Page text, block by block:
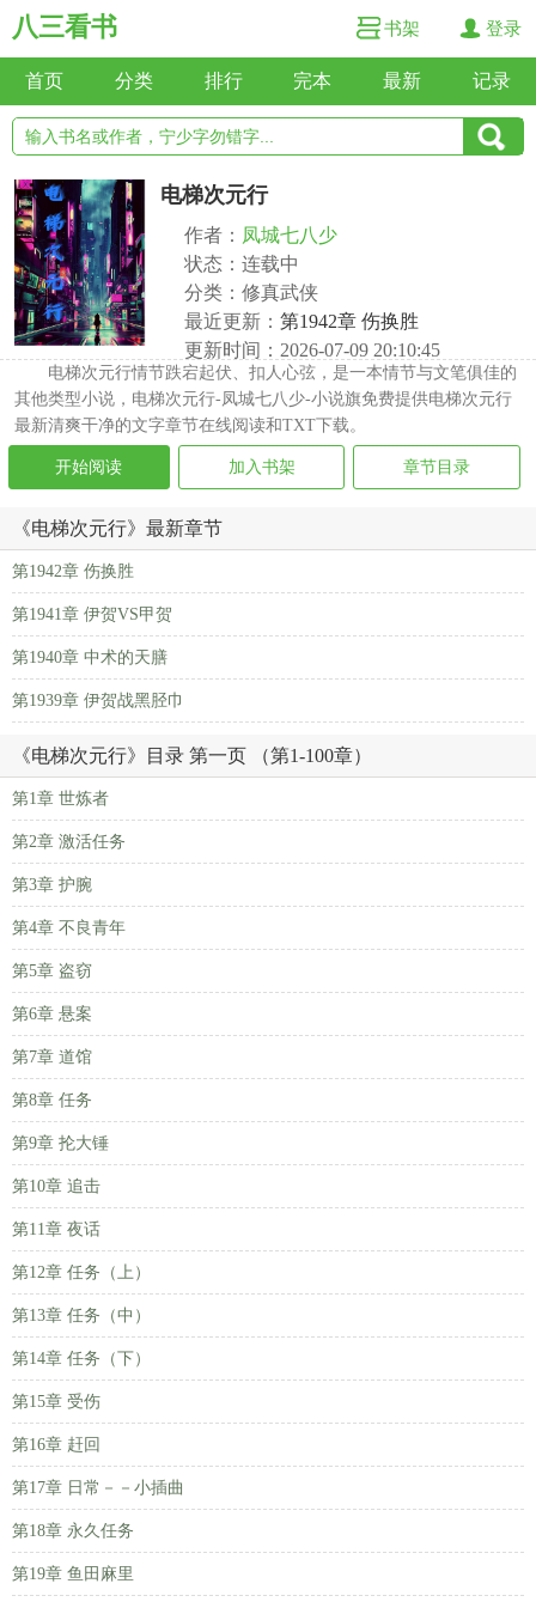
八三看书 书架 登录
首页 分类 排行 完本 最新 记录
电梯次元行
作者： 凤城七八少
状态：连载中
分类：修真武侠
最近更新： 第1942章 伤换胜
更新时间：2026-07-09 20:10:45
电梯次元行情节跌宕起伏、扣人心弦，是一本情节与文笔俱佳的
其他类型小说，电梯次元行-凤城七八少-小说旗免费提供电梯次元行
最新清爽干净的文字章节在线阅读和TXT下载。
开始阅读 加入书架 章节目录
《电梯次元行》最新章节
第1942章 伤换胜
第1941章 伊贺VS甲贺
第1940章 中术的天膳
第1939章 伊贺战黑胫巾
《电梯次元行》目录 第一页 （第1-100章）
第1章 世炼者
第2章 激活任务
第3章 护腕
第4章 不良青年
第5章 盗窃
第6章 悬案
第7章 道馆
第8章 任务
第9章 抡大锤
第10章 追击
第11章 夜话
第12章 任务（上）
第13章 任务（中）
第14章 任务（下）
第15章 受伤
第16章 赶回
第17章 日常－－小插曲
第18章 永久任务
第19章 鱼田麻里